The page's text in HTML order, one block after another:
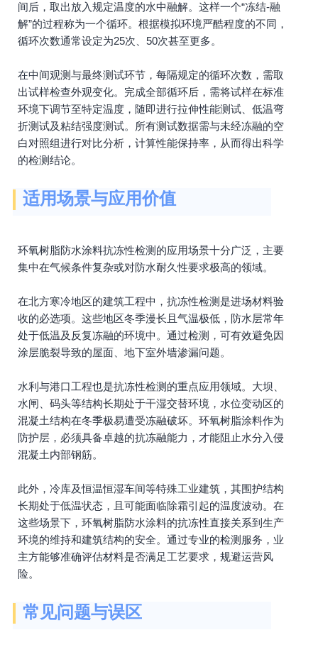
间后，取出放入规定温度的水中融解。这样一个“冻结-融
解”的过程称为一个循环。根据模拟环境严酷程度的不同，
循环次数通常设定为25次、50次甚至更多。
在中间观测与最终测试环节，每隔规定的循环次数，需取
出试样检查外观变化。完成全部循环后，需将试样在标准
环境下调节至特定温度，随即进行拉伸性能测试、低温弯
折测试及粘结强度测试。所有测试数据需与未经冻融的空
白对照组进行对比分析，计算性能保持率，从而得出科学
的检测结论。
适用场景与应用价值
环氧树脂防水涂料抗冻性检测的应用场景十分广泛，主要
集中在气候条件复杂或对防水耐久性要求极高的领域。
在北方寒冷地区的建筑工程中，抗冻性检测是进场材料验
收的必选项。这些地区冬季漫长且气温极低，防水层常年
处于低温及反复冻融的环境中。通过检测，可有效避免因
涂层脆裂导致的屋面、地下室外墙渗漏问题。
水利与港口工程也是抗冻性检测的重点应用领域。大坝、
水闸、码头等结构长期处于干湿交替环境，水位变动区的
混凝土结构在冬季极易遭受冻融破坏。环氧树脂涂料作为
防护层，必须具备卓越的抗冻融能力，才能阻止水分入侵
混凝土内部钢筋。
此外，冷库及恒温恒湿车间等特殊工业建筑，其围护结构
长期处于低温状态，且可能面临除霜引起的温度波动。在
这些场景下，环氧树脂防水涂料的抗冻性直接关系到生产
环境的维持和建筑结构的安全。通过专业的检测服务，业
主方能够准确评估材料是否满足工艺要求，规避运营风
险。
常见问题与误区